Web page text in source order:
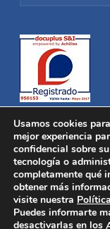
Distronica © 2016
Política
Usamos cookies
mejor experiencia
confidencial sobre
tecnología o
completamente qué
obtener más
visite nuestra
Puedes informarte
desactivarlas en los